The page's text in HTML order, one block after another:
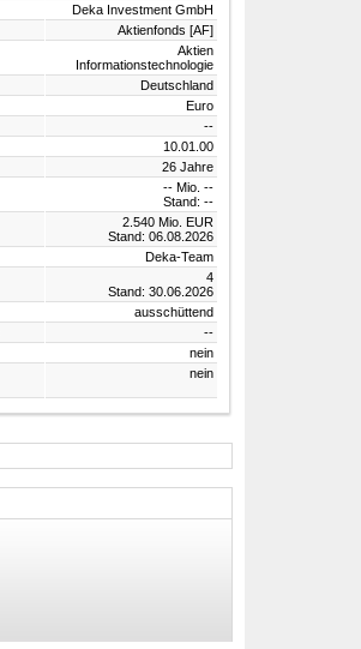
Deka Investment GmbH
Aktienfonds [AF]
Aktien
Informationstechnologie
Deutschland
Euro
--
10.01.00
26 Jahre
-- Mio. --
Stand: --
2.540 Mio. EUR
Stand: 06.08.2026
Deka-Team
4
Stand: 30.06.2026
ausschüttend
--
nein
nein